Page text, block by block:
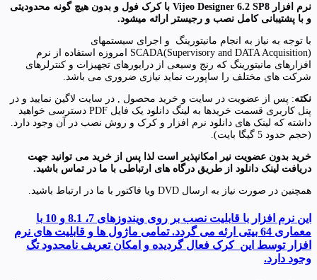
نرم افزار Vijeo Designer 6.2 SP8 با کرک فول و بدون هیچ گونه محدودیتی
و با پشتیبانی کامل نصب و رجیستر ارائه میشود.
با توجه به نیاز به انجام مانیتورینگ و اجرای سیستمهای
SCADA(Supervisory and DATA Acquisition) امروزه استفاده از نرم
افزارهای مانیتورینگ که رنج وسیعی از درایورهای تجهیزات و کنترلرهای
شرکت های مختلف را ساپورت نماید نیازی ضروری می باشد.
نکته: پس از عضویت در سایت و خرید محصول , در سایت لاگین نمایید و در
پنل کاربری قسمت خریدها به لینگ دانلود یک فایل PDF دسترسی خواهید
داشته که لینک های دانلود نرم افزار و کرک و روش نصب در آن وجود دارد.
(حجم حدود 5 گیگا بایت).
خرید بدون عضویت نیر امکانپذیر است لذا پس از خرید می توانید جهت
دریافت لینک دانلود از طریق درگاه های ارتباطی با ما در تماس باشید.
همچنین در صورت نیاز به ارسال DVD ویا فاکتور با ما در ارتباط باشید.
این نرم افزار با قابلیت نصب بر روی ویندوزهای 7، 8.1 و 10 با
معماری 64 بیتی ارئه می گردد. تمامی ماژول ها و قابلیت های نرم
افزار توسط این کرک فعال گردیده و امکان تعریف نامحدود تگ
وجود دارد.